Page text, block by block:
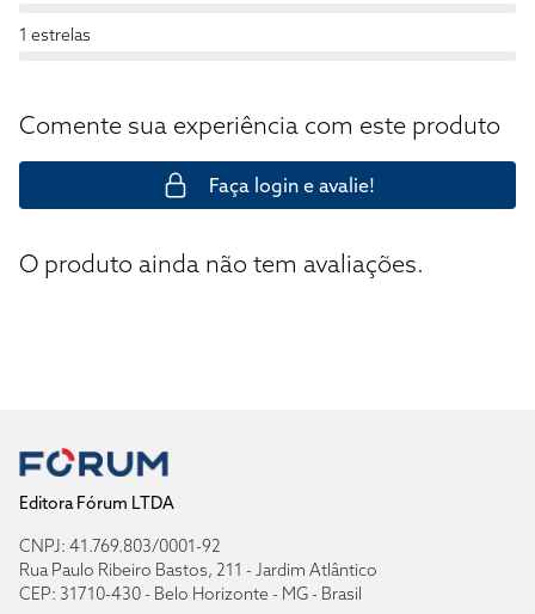
1 estrelas
Comente sua experiência com este produto
Faça login e avalie!
O produto ainda não tem avaliações.
Editora Fórum LTDA
CNPJ: 41.769.803/0001-92
Rua Paulo Ribeiro Bastos, 211 - Jardim Atlântico
CEP: 31710-430 - Belo Horizonte - MG - Brasil